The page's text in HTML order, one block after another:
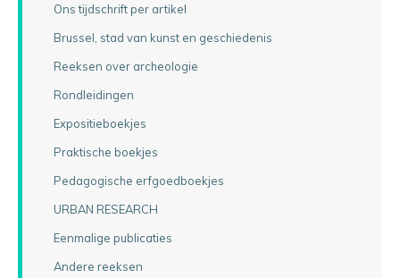
Ons tijdschrift per artikel
Brussel, stad van kunst en geschiedenis
Reeksen over archeologie
Rondleidingen
Expositieboekjes
Praktische boekjes
Pedagogische erfgoedboekjes
URBAN RESEARCH
Eenmalige publicaties
Andere reeksen